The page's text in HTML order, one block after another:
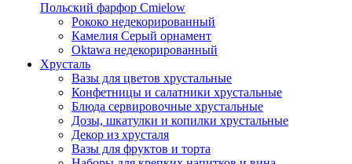
Польский фарфор Сmielow
Рококо недекорированный
Камелия Серый орнамент
Oktawa недекорированный
Хрусталь
Вазы для цветов хрустальные
Конфетницы и салатники хрустальные
Блюда сервировочные хрустальные
Дозы, шкатулки и копилки хрустальные
Декор из хрусталя
Вазы для фруктов и торта